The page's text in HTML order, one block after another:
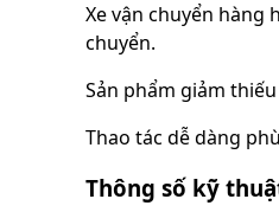
Xe vận chuyển
chuyển.
Sản phẩm giảm
Thao tác dễ dàng
Thông số kỹ